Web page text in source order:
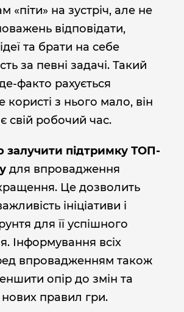
«піти» на зустріч, але не
відповідати,
та брати на себе
за певні задачі. Такий
факто рахується
користі з нього мало, він
свій робочий час.
залучити підтримку ТОП-
для впровадження
Це дозволить
ініціативи і
для її успішного
Інформування всіх
впровадженням також
опір до змін та
нових правил гри.